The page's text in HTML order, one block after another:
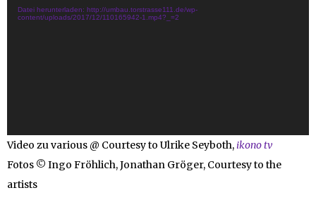
Datei herunterladen: http://umbau.torstrasse111.de/wp-
content/uploads/2017/12/110165942-1.mp4?_=2
Video zu various @ Courtesy to Ulrike Seyboth, ikono tv
Fotos © Ingo Fröhlich, Jonathan Gröger, Courtesy to the
artists